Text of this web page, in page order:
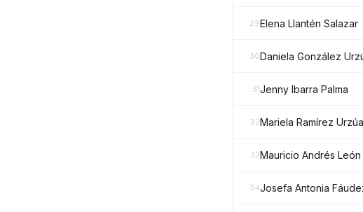
29Elena Llantén Salazar
30Daniela González
31Jenny Ibarra Palma
32Mariela Ramírez Urzúa
33Mauricio Andrés
34Josefa Antonia